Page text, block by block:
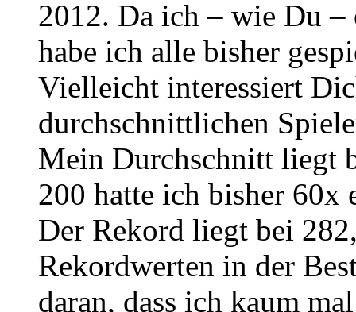
2012. Da ich – wie Du
habe ich alle bisher
Vielleicht interessiert
durchschnittlichen
Mein Durchschnitt liegt
200 hatte ich bisher 60x
Der Rekord liegt bei
Rekordwerten in der
daran, dass ich kaum